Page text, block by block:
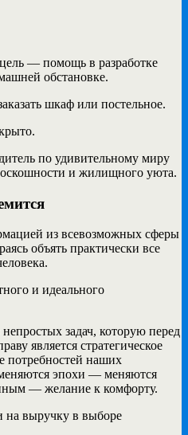
— помощь в разработке
обстановке.
шкаф или постельное.
по удивительному миру
и жилищного уюта.
из всевозможных сферы
объять практически все
и идеального
задач, которую перед
является стратегическое
потребностей наших
эпохи — меняются
— желание к комфорту.
на выручку в выборе